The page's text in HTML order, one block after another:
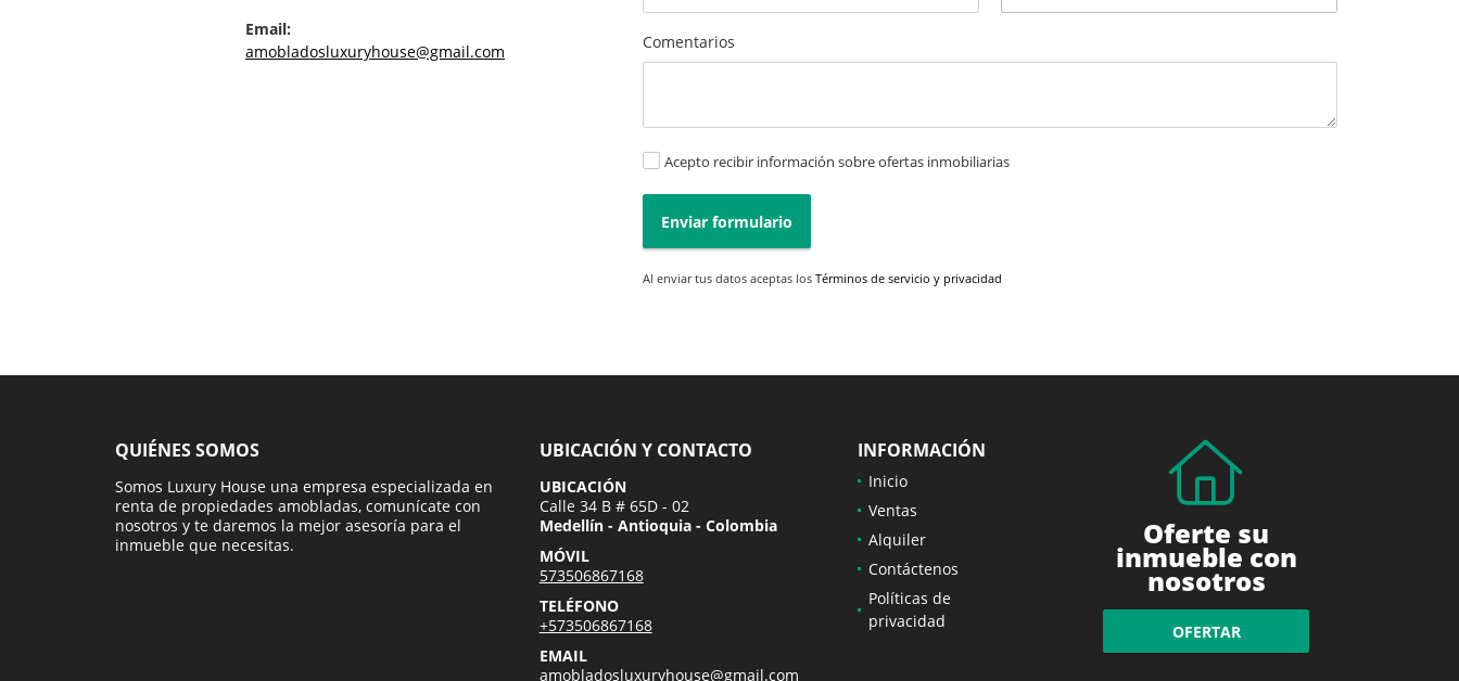
Email:
amobladosluxuryhouse@gmail.com
Comentarios
Acepto recibir información sobre ofertas inmobiliarias
Enviar formulario
Al enviar tus datos aceptas los Términos de servicio y privacidad
QUIÉNES SOMOS
Somos Luxury House una empresa especializada en
renta de propiedades amobladas, comunícate con
nosotros y te daremos la mejor asesoría para el
inmueble que necesitas.
UBICACIÓN Y CONTACTO
UBICACIÓN
Calle 34 B # 65D - 02
Medellín - Antioquia - Colombia
MÓVIL
573506867168
TELÉFONO
+573506867168
EMAIL
amobladosluxuryhouse@gmail.com
INFORMACIÓN
Inicio
Ventas
Alquiler
Contáctenos
Políticas de
privacidad
Oferte su
inmueble con
nosotros
OFERTAR